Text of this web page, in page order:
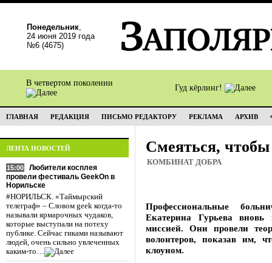
Понедельник,
24 июня 2019 года
№6 (4675)
В четвертом поколении
Гуд кёрлинг!
ГЛАВНАЯ РЕДАКЦИЯ ПИСЬМО РЕДАКТОРУ РЕКЛАМА АРХИВ
ЛЕНТА НОВОСТЕЙ
15:00
Любители косплея
провели фестиваль GeekOn в
Норильске
#НОРИЛЬСК. «Таймырский
телеграф» – Словом geek когда-то
называли ярмарочных чудаков,
которые выступали на потеху
публике. Сейчас гиками называют
людей, очень сильно увлеченных
каким-то…
Смеяться,
КОМБИНАТ ДОБРА
Профессиональные
Екатерина Гурьева
миссией. Они провели
волонтеров, показав им,
клоуном.